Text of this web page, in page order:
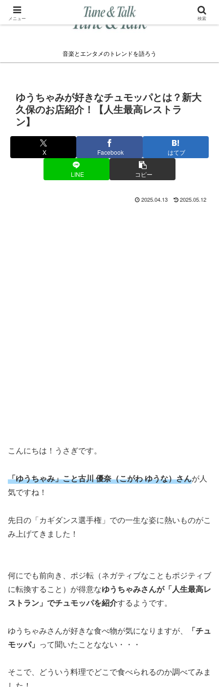
音楽とエンタメのトレンドを語ろう
ゆうちゃみが好きなチュモッパとは？新大
久保のお店紹介！【人生最高レストラ
ン】
X Facebook はてブ
LINE コピー
2025.04.13 2025.05.12
こんにちは！うさぎです。
「ゆうちゃみ」こと古川 優奈（こがわ ゆうな）さんが人
気ですね！
先日の「カギダンス選手権」での一生な姿に熱いものがこ
み上げてきました！
何にでも前向き、ポジ転（ネガティブなこともポジティブ
に転換すること）が得意なゆうちゃみさんが「人生最高レ
ストラン」でチュモッパを紹介するようです。
ゆうちゃみさんが好きな食べ物が気になりますが、
「チュ
モッパ」 って聞いたことなない・・・
そこで、どういう料理でどこで食べられるのか調べてみま
メニュー 検索